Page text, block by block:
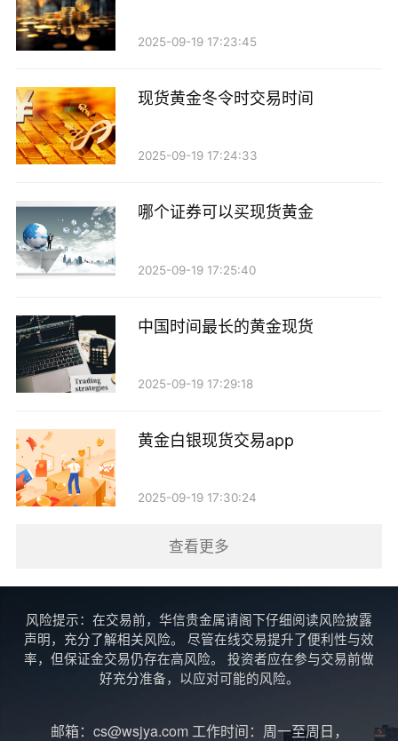
益。
黄金交易所交易基金（ETF）是一种通过证券交易
所交易的基金，通常以黄金作为基础资产。投资者可以
通过购买黄金ETF来间接投资于现货黄金，享受黄金价
投资成本低，适合那些希望快速进出市场的投资者。此
外，黄金ETF的分红也可能为投资者提供额外的收益来
4. 收取利息和手续费
在进行现货黄金交易时，投资者通常需要支付一定
的，成为其收入来源之一。此外，一些平台还提供黄金
存储服务，投资者可以选择将实物黄金存放在安全的仓
库中，平台则会收取一定的存储费用。对于长期持有黄
除了金融市场的投资，实物黄金交易也是收入来源
之一。许多投资者通过购买金币、金条等实物黄金来实
现资产增值。实物黄金的价格通常会受到市场供需关系
上涨，从而带来收益。需要注意的是，实物黄金的流动
2025-09-19 17:23:45
现货黄金冬令时交易时间
2025-09-19 17:24:33
哪个证券可以买现货黄金
2025-09-19 17:25:40
中国时间最长的黄金现货
2025-09-19 17:29:18
黄金白银现货交易app
2025-09-19 17:30:24
查看更多
风险提示：在交易前，华信贵金属请阁下仔细阅读风险披露
声明，充分了解相关风险。 尽管在线交易提升了便利性与效
率，但保证金交易仍存在高风险。 投资者应在参与交易前做
好充分准备，以应对可能的风险。
邮箱：cs@wsjya.com 工作时间：周一至周日，